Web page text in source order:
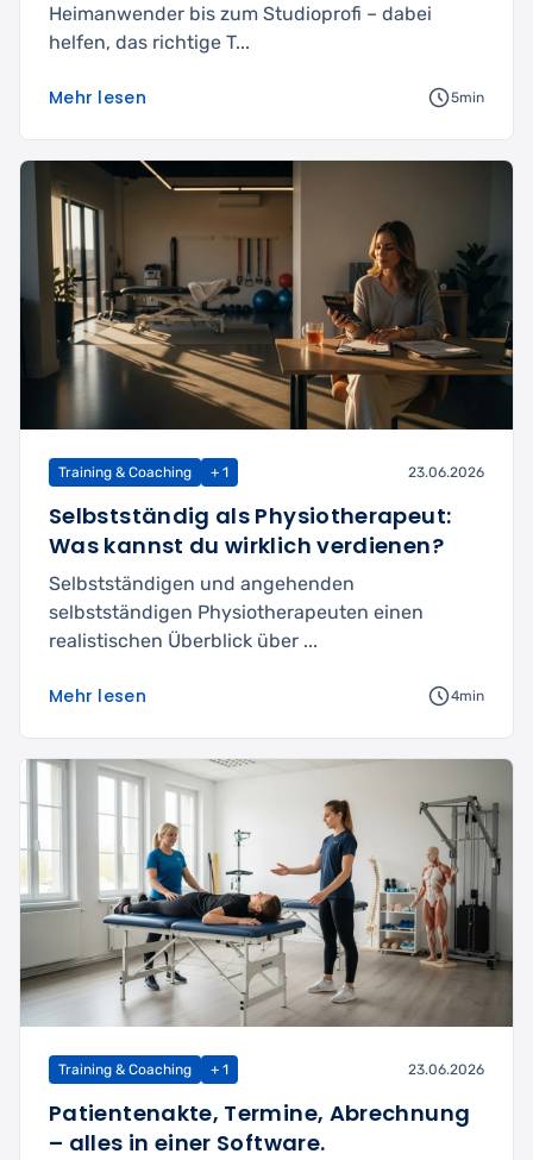
Heimanwender bis zum Studioprofi – dabei
helfen, das richtige T...
Mehr lesen 5min
Training & Coaching + 1 23.06.2026
Selbstständig als Physiotherapeut:
Was kannst du wirklich verdienen?
Selbstständigen und angehenden
selbstständigen Physiotherapeuten einen
realistischen Überblick über ...
Mehr lesen 4min
Training & Coaching + 1 23.06.2026
Patientenakte, Termine, Abrechnung
– alles in einer Software.